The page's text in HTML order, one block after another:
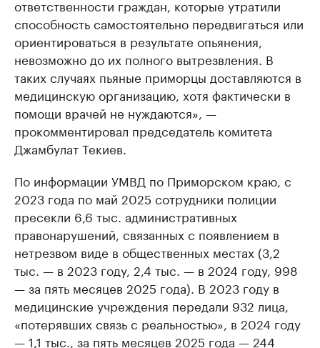
ответственности граждан, которые утратили
способность самостоятельно передвигаться или
ориентироваться в результате опьянения,
невозможно до их полного вытрезвления. В
таких случаях пьяные приморцы доставляются в
медицинскую организацию, хотя фактически в
помощи врачей не нуждаются», —
прокомментировал председатель комитета
Джамбулат Текиев.
По информации УМВД по Приморском краю, с
2023 года по май 2025 сотрудники полиции
пресекли 6,6 тыс. административных
правонарушений, связанных с появлением в
нетрезвом виде в общественных местах (3,2
тыс. — в 2023 году, 2,4 тыс. — в 2024 году, 998
— за пять месяцев 2025 года). В 2023 году в
медицинские учреждения передали 932 лица,
«потерявших связь с реальностью», в 2024 году
— 1,1 тыс., за пять месяцев 2025 года — 244